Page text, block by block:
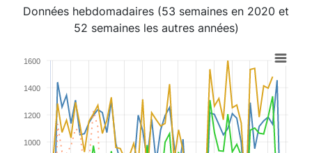
Données hebdomadaires (53 semaines en 2020 et
52 semaines les autres années)
View as data table, Chart
The chart has 1 X axis displaying categories.
The chart has 1 Y axis displaying values. Range: 0 to
1000
1200
1400
1600